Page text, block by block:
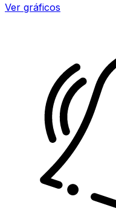
Ver gráficos